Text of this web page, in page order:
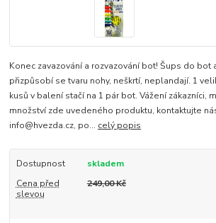
Konec zavazování a rozvazování bot! Šups do bot
přizpůsobí se tvaru nohy, neškrtí, neplandají. 1
kusů v balení stačí na 1 pár bot. Vážení zákazníci,
množství zde uvedeného produktu, kontaktujte
info@hvezda.cz, po... celý popis
Dostupnost
skladem
Cena před
slevou
249,00 Kč